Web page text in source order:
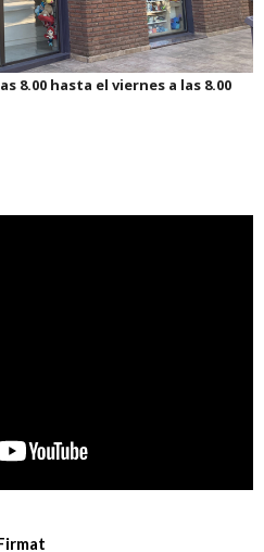
8.00 hasta el viernes a las 8.00